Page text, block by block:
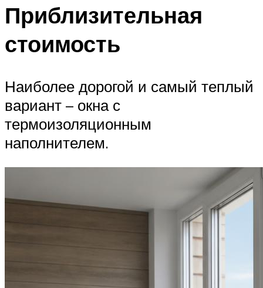
Приблизительная
стоимость
Наиболее дорогой и самый теплый
вариант – окна с
термоизоляционным
наполнителем.